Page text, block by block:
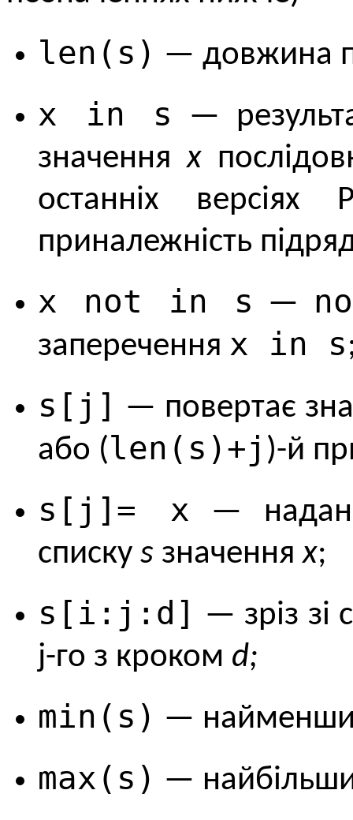
len(s) — довжина
x in s
—
значенняx
останніх версіях
приналежність
x not in s —
заперечення x in s
s[j]
— повертає
або (len(s)+j )-й
s[j]= x —
списку s значенняx;
s[i:j:d]
— зріз зі
j-го з кроком d;
min(s) —
max(s) —